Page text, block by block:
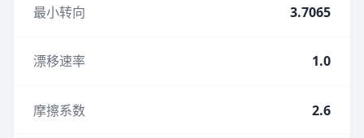
最小转向 3.7065
漂移速率 1.0
摩擦系数 2.6